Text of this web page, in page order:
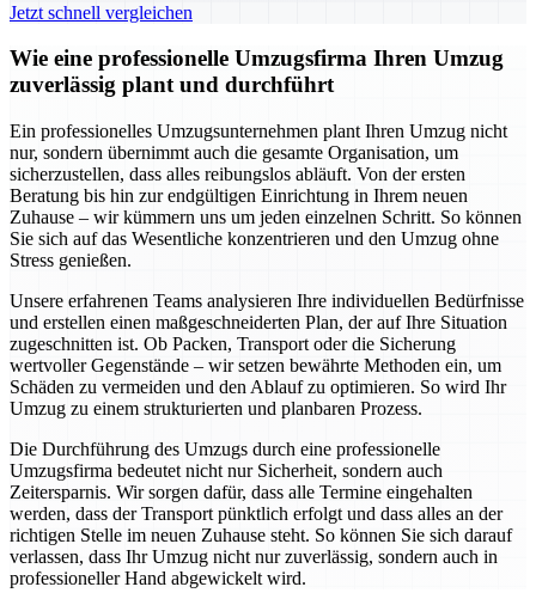
Jetzt schnell vergleichen
Wie eine professionelle Umzugsfirma Ihren Umzug
zuverlässig plant und durchführt
Ein professionelles Umzugsunternehmen plant Ihren Umzug nicht
nur, sondern übernimmt auch die gesamte Organisation, um
sicherzustellen, dass alles reibungslos abläuft. Von der ersten
Beratung bis hin zur endgültigen Einrichtung in Ihrem neuen
Zuhause – wir kümmern uns um jeden einzelnen Schritt. So können
Sie sich auf das Wesentliche konzentrieren und den Umzug ohne
Stress genießen.
Unsere erfahrenen Teams analysieren Ihre individuellen Bedürfnisse
und erstellen einen maßgeschneiderten Plan, der auf Ihre Situation
zugeschnitten ist. Ob Packen, Transport oder die Sicherung
wertvoller Gegenstände – wir setzen bewährte Methoden ein, um
Schäden zu vermeiden und den Ablauf zu optimieren. So wird Ihr
Umzug zu einem strukturierten und planbaren Prozess.
Die Durchführung des Umzugs durch eine professionelle
Umzugsfirma bedeutet nicht nur Sicherheit, sondern auch
Zeitersparnis. Wir sorgen dafür, dass alle Termine eingehalten
werden, dass der Transport pünktlich erfolgt und dass alles an der
richtigen Stelle im neuen Zuhause steht. So können Sie sich darauf
verlassen, dass Ihr Umzug nicht nur zuverlässig, sondern auch in
professioneller Hand abgewickelt wird.